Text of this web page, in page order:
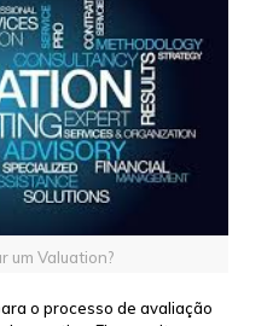
um Valuation?
o processo de avaliação